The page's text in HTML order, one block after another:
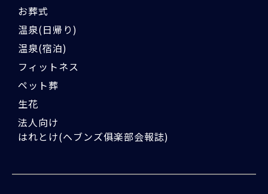
お葬式
温泉(日帰り)
温泉(宿泊)
フィットネス
ペット葬
生花
法人向け
はれとけ(ヘブンズ俱楽部会報誌)